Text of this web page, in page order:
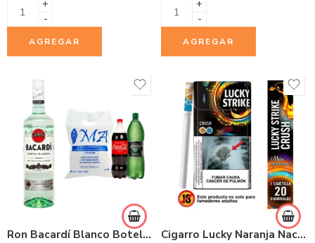
+
-
AGREGAR
+
-
AGREGAR
Ron Bacardí Blanco Botella 750ml
Cigarro Lucky Naranja Nacional 20 und